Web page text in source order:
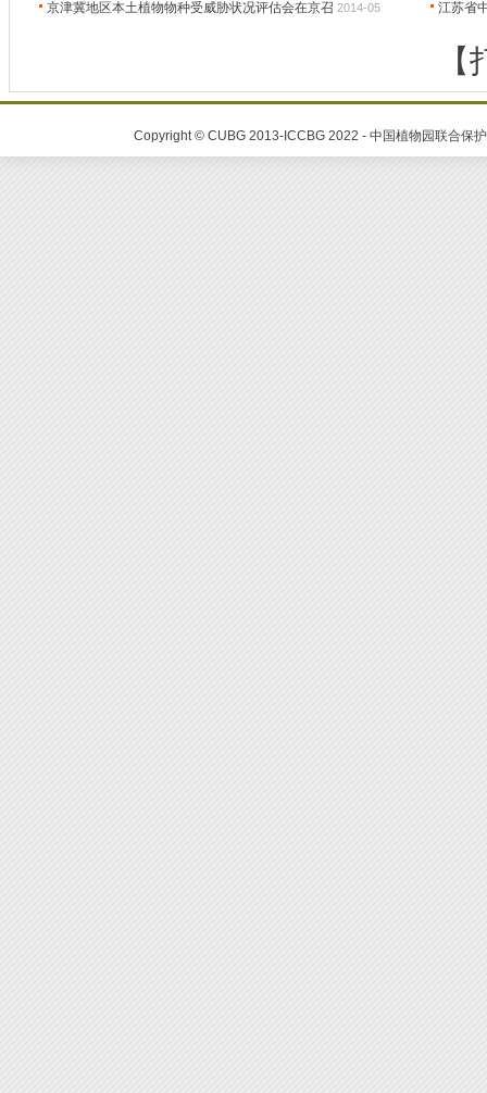
京津冀地区本土植物物种受威胁状况评估会在京召 2014-05 江苏省
Copyright © CUBG 2013-ICCBG 2022 - 中国植物园联合保